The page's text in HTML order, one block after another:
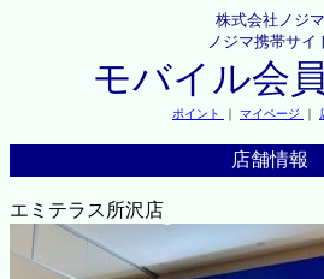
株式会社ノジマ
ノジマ携帯サイ
モバイル会
ポイント ｜ マイページ ｜
店舗情報
エミテラス所沢店